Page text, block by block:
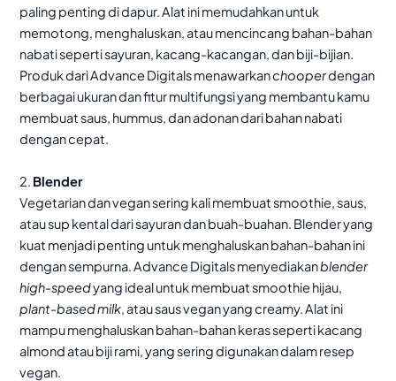
paling penting di dapur. Alat ini memudahkan untuk
memotong, menghaluskan, atau mencincang bahan-bahan
nabati seperti sayuran, kacang-kacangan, dan biji-bijian.
Produk dari Advance Digitals menawarkanchooperdengan
berbagai ukuran dan fitur multifungsi yang membantu kamu
membuat saus, hummus, dan adonan dari bahan nabati
dengan cepat.
2. Blender
Vegetarian dan vegan sering kali membuat smoothie, saus,
atau sup kental dari sayuran dan buah-buahan. Blender yang
kuat menjadi penting untuk menghaluskan bahan-bahan ini
dengan sempurna. Advance Digitals menyediakanblender
high-speedyang ideal untuk membuat smoothie hijau,
plant-based milk , atau saus vegan yang creamy. Alat ini
mampu menghaluskan bahan-bahan keras seperti kacang
almond atau biji rami, yang sering digunakan dalam resep
vegan.